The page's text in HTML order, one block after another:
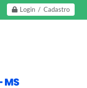
Login / Cadastro